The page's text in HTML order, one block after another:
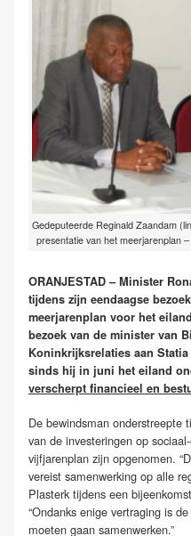
Gedeputeerde Reginald Zaandam
presentatie van het meerjarenplan
ORANJESTAD – Minister
tijdens zijn eendaagse
meerjarenplan voor het
bezoek van de minister van
Koninkrijksrelaties aan
sinds hij in juni het eiland
verscherpt financieel en
De bewindsman onderstreepte
van de investeringen op
vijfjarenplan zijn opgenomen.
vereist samenwerking op alle
Plasterk tijdens een
“Ondanks enige vertraging is
moeten gaan samenwerken.”